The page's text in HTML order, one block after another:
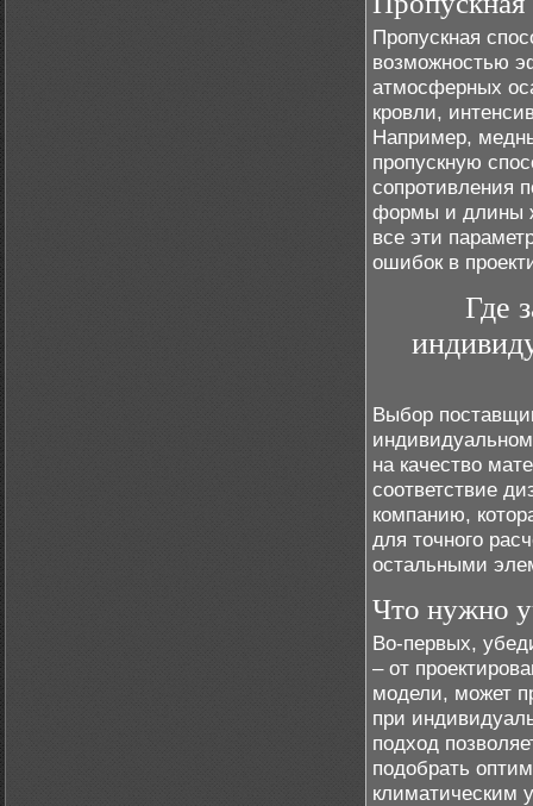
Пропускная
возможностью
атмосферных
кровли,
Например,
пропускную
сопротивления
формы и длины
все эти
ошибок в
Где
Выбор
на качество
соответствие
компанию,
для точного
остальными
Что нужно
Во-первых,
– от
модели, может
при
подход
подобрать
климатическим